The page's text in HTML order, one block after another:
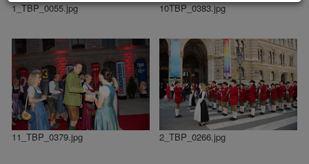
1_TBP_0055.jpg 10TBP_0383.jpg
11_TBP_0379.jpg 2_TBP_0266.jpg